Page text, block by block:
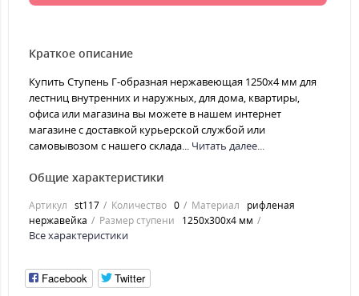
Краткое описание
Купить Ступень Г-образная нержавеющая 1250x4 мм для
лестниц внутренних и наружных, для дома, квартиры,
офиса или магазина вы можете в нашем интернет
магазине с доставкой курьерской службой или
самовывозом с нашего склада... Читать далее...
Общие характеристики
Артикул st117 Количество 0 Материал
рифленая
нержавейка
Размер ступени 1250x300x4 мм
Все характеристики
Facebook Twitter